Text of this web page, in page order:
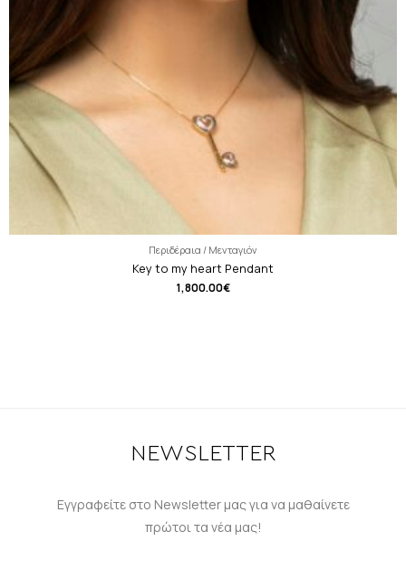
Περιδέραια / Μενταγιόν
Key to my heart Pendant
1,800.00€
NEWSLETTER
Εγγραφείτε στο Newsletter μας για να μαθαίνετε
πρώτοι τα νέα μας!